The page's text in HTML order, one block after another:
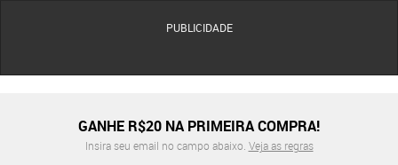
saltos e suas características:
Salto Anabela
PUBLICIDADE
GANHE R$20 NA PRIMEIRA COMPRA!
Insira seu email no campo abaixo. Veja as regras